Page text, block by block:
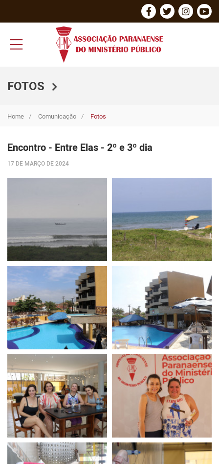
FOTOS
Home Comunicação Fotos
Encontro - Entre Elas - 2º e 3º dia
17 DE MARÇO DE 2024